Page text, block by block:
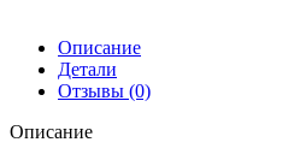
Описание
Детали
Отзывы (0)
Описание